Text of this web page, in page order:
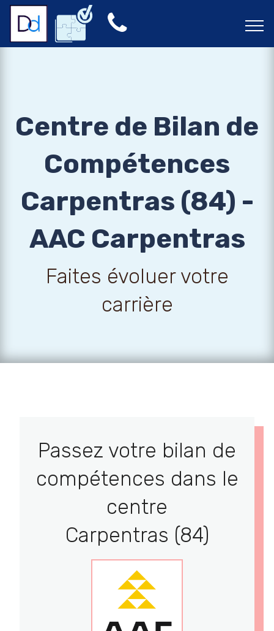
Centre de Bilan de
Compétences
Carpentras (84) -
AAC Carpentras
Faites évoluer votre
carrière
Passez votre bilan de
compétences dans le
centre
Carpentras (84)